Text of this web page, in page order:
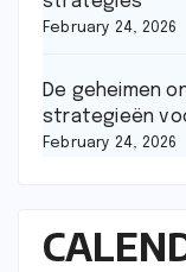
February 24, 2026
De geheimen
strategieën
February 24, 2026